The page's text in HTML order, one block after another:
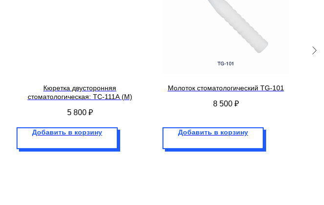
Кюретка двусторонняя
стоматологическая: TC-111A (M)
5 800 ₽
Добавить в корзину
Молоток стоматологический TG-101
8 500 ₽
Добавить в корзину